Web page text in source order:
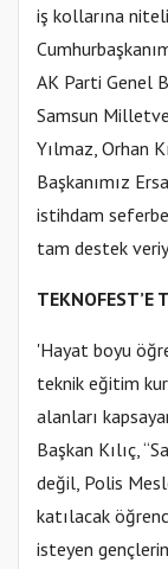
iş kollarına
AK Parti Genel
Samsun
Yılmaz, Orhan
Başkanımız
istihdam
tam destek
TEKNOFEST’E
'Hayat boyu
teknik eğitim
alanları
Başkan Kılıç,
değil, Polis
katılacak
isteyen